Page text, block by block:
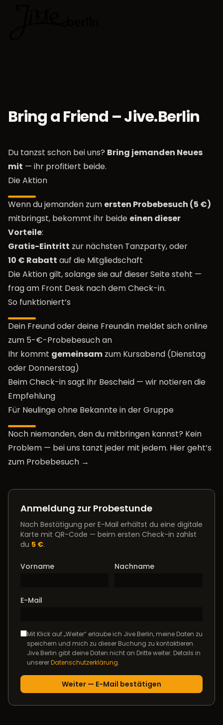
Bring a Friend – Jive.Berlin
Du tanzst schon bei uns? Bring jemanden Neues
mit — ihr profitiert beide.
Die Aktion
Wenn du jemanden zum ersten Probebesuch (5 €)
mitbringst, bekommt ihr beide einen dieser
Vorteile:
Gratis-Eintritt zur nächsten Tanzparty, oder
10 € Rabatt auf die Mitgliedschaft
Die Aktion gilt, solange sie auf dieser Seite steht —
frag am Front Desk nach dem Check-in.
So funktioniert’s
Dein Freund oder deine Freundin meldet sich online
zum 5-€-Probebesuchan
Ihr kommt gemeinsam zum Kursabend (Dienstag
oder Donnerstag)
Beim Check-in sagt ihr Bescheid — wir notieren die
Empfehlung
Für Neulinge ohne Bekannte in der Gruppe
Noch niemanden, den du mitbringen kannst? Kein
Problem — bei uns tanzt jeder mit jedem. Hier geht’s
zum Probebesuch →
Anmeldung zur Probestunde
Nach Bestätigung per E-Mail erhältst du eine digitale
Karte mit QR-Code — beim ersten Check-in zahlst
du 5 €.
Vorname Nachname
E-Mail
Mit Klick auf „Weiter“ erlaube ich Jive.Berlin, meine Daten zu
speichern und mich zu dieser Buchung zu kontaktieren.
Jive.Berlin gibt deine Daten nicht an Dritte weiter. Details in
unsererDatenschutzerklärung.